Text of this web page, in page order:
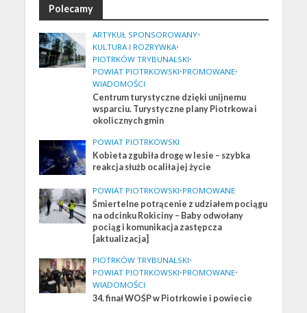
Polecamy
ARTYKUŁ SPONSOROWANY•
KULTURA I ROZRYWKA•
PIOTRKÓW TRYBUNALSKI•
POWIAT PIOTRKOWSKI•PROMOWANE•
WIADOMOŚCI
Centrum turystyczne dzięki unijnemu
wsparciu. Turystyczne plany Piotrkowa i
okolicznych gmin
POWIAT PIOTRKOWSKI
Kobieta zgubiła drogę w lesie – szybka
reakcja służb ocaliła jej życie
POWIAT PIOTRKOWSKI•PROMOWANE
Śmiertelne potrącenie z udziałem pociągu
na odcinku Rokiciny – Baby odwołany
pociąg i komunikacja zastępcza
[aktualizacja]
PIOTRKÓW TRYBUNALSKI•
POWIAT PIOTRKOWSKI•PROMOWANE•
WIADOMOŚCI
34. finał WOŚP w Piotrkowie i powiecie